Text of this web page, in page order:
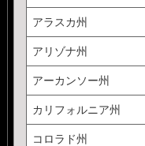
アラスカ州
アリゾナ州
アーカンソー州
カリフォルニア州
コロラド州